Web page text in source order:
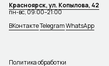
Красноярск, ул. Копылова, 42
пн-вс, 09:00–21:00
ВКонтактеTelegramWhatsApp
Политика обработки